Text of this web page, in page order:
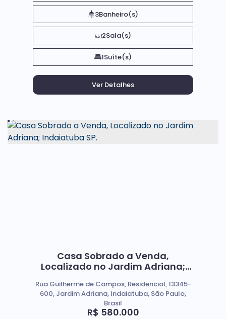
3Banheiro(s)
2Sala(s)
1Suíte(s)
Casa Sobrado a Venda,
Localizado no Jardim Adriana;
R$ 580.000
Rua Guilherme de Campos, Residencial, 13345-
600, Jardim Adriana, Indaiatuba, São Paulo,
Brasil